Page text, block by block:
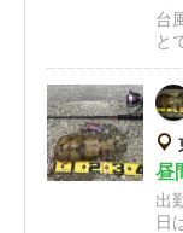
台
と
昼
出
日